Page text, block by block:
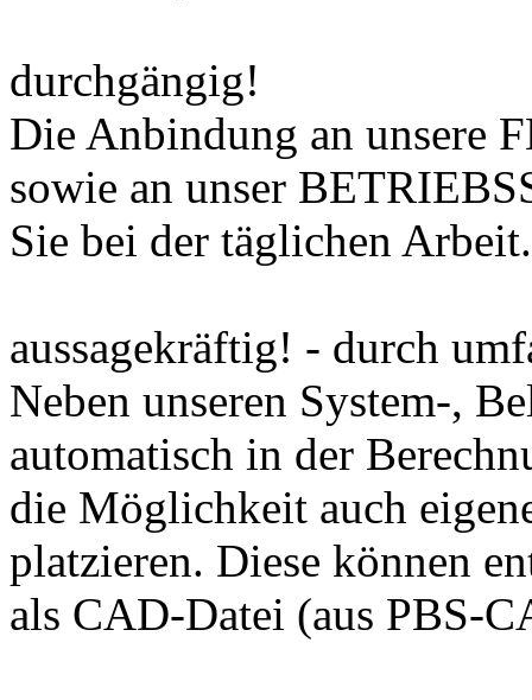
durchgängig!
Die Anbindung an unsere
sowie an unser
Sie bei der täglichen Arbeit.
aussagekräftig! - durch
Neben unseren System-,
automatisch in der
die Möglichkeit auch
platzieren. Diese können
als CAD-Datei (aus PBS-